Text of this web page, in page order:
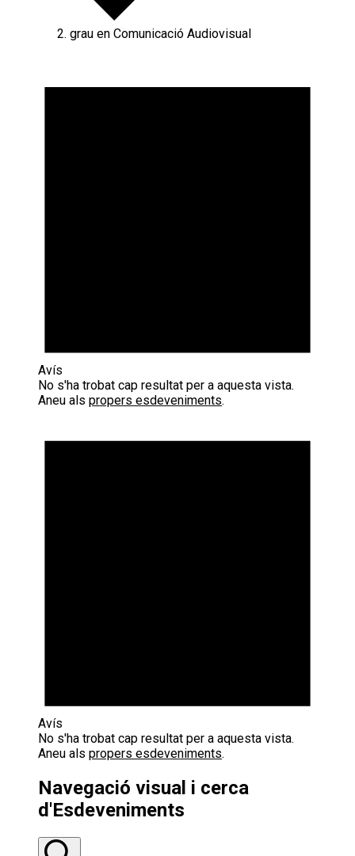
grau en Comunicació Audiovisual
Avís
No s'ha trobat cap resultat per a aquesta vista.
Aneu als propers esdeveniments.
Avís
No s'ha trobat cap resultat per a aquesta vista.
Aneu als propers esdeveniments.
Navegació visual i cerca
d'Esdeveniments